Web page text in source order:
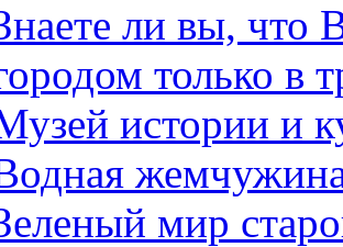
ли вы, что
только в
истории и
мир